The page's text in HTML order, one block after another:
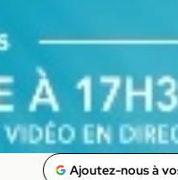
Ajoutez-nous à